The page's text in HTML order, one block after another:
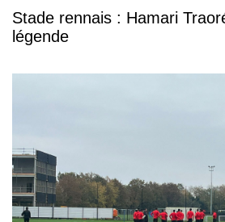
Stade rennais : Hamari
légende